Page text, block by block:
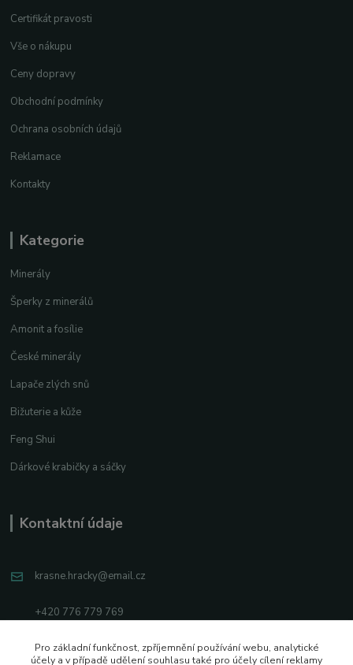
Certifikát pravosti
Vše o nákupu
Ceny dopravy
Obchodní podmínky
Ochrana osobních údajů
Reklamace
Kontakty
Kategorie
Minerály
Šperky z minerálů
Amonit a fosílie
České minerály
Lapače zlých snů
Bižuterie a kůže
Feng Shui
Dárkové krabičky a sáčky
Kontaktní údaje
krasne.hracky@email.cz
+420 776 779 769
FacebookPro základní funkčnost, zpříjemnění používání webu, analytické
účely a v případě udělení souhlasu také pro účely cílení reklamy